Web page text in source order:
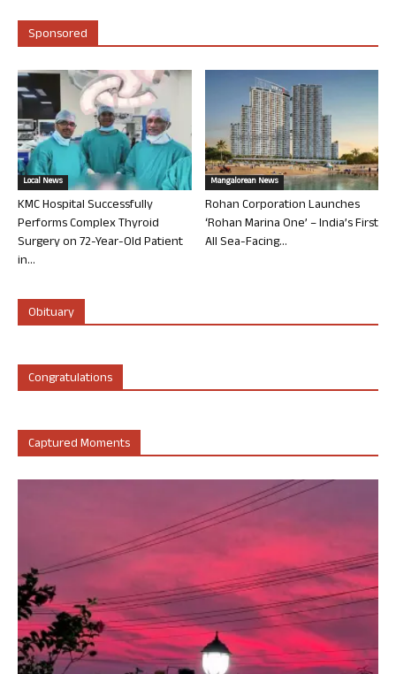
Sponsored
Local News
KMC Hospital Successfully
Performs Complex Thyroid
Surgery on 72-Year-Old Patient
in...
Mangalorean News
Rohan Corporation Launches
‘Rohan Marina One’ – India’s First
All Sea-Facing...
Obituary
Congratulations
Captured Moments